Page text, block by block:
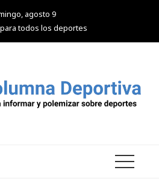
agosto 9
todos los deportes